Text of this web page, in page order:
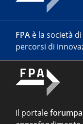
FPA è la società
percorsi di
Il portale